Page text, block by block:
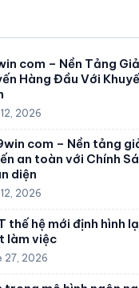
com – Nền Tảng
Hàng Đầu Với
2026
com – Nền tảng
an toàn với Chính
diện
2026
thế hệ mới định hình
làm việc
27, 2026